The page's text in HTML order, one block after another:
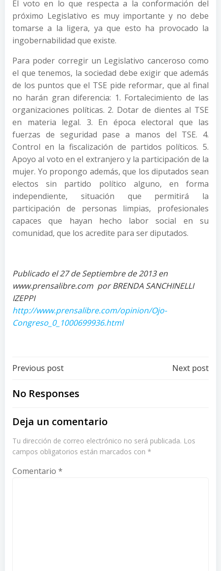
El voto en lo que respecta a la conformación del
próximo Legislativo es muy importante y no debe
tomarse a la ligera, ya que esto ha provocado la
ingobernabilidad que existe.
Para poder corregir un Legislativo canceroso como
el que tenemos, la sociedad debe exigir que además
de los puntos que el TSE pide reformar, que al final
no harán gran diferencia: 1. Fortalecimiento de las
organizaciones políticas. 2. Dotar de dientes al TSE
en materia legal. 3. En época electoral que las
fuerzas de seguridad pase a manos del TSE. 4.
Control en la fiscalización de partidos políticos. 5.
Apoyo al voto en el extranjero y la participación de la
mujer. Yo propongo además, que los diputados sean
electos sin partido político alguno, en forma
independiente, situación que permitirá la
participación de personas limpias, profesionales
capaces que hayan hecho labor social en su
comunidad, que los acredite para ser diputados.
Publicado el 27 de Septiembre de 2013 en
www.prensalibre.com por BRENDA SANCHINELLI
IZEPPI
http://www.prensalibre.com/opinion/Ojo-
Congreso_0_1000699936.html
Post
navigation
Previous post Next post
No Responses
Deja un comentario
Tu dirección de correo electrónico no será publicada. Los
campos obligatorios están marcados con *
Comentario *